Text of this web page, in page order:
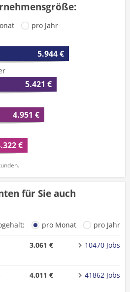
pro Jahr
5.944 €
5.421 €
4.951 €
€
für Sie auch
pro Monat pro Jahr
3.061 € 10470 Jobs
4.011 € 41862 Jobs